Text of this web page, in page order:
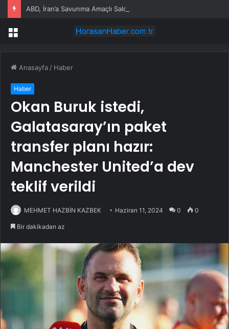
ABD, İran’a Savunma Amaçlı Saldırılar Düzenledi
Menü
Anasayfa / Haber
Haber
Okan Buruk istedi,
Galatasaray’ın paket
transfer planı hazır:
Manchester United’a dev
teklif verildi
MEHMET HAZBİN KAZBEK Haziran 11, 2024 0 0
Bir dakikadan az